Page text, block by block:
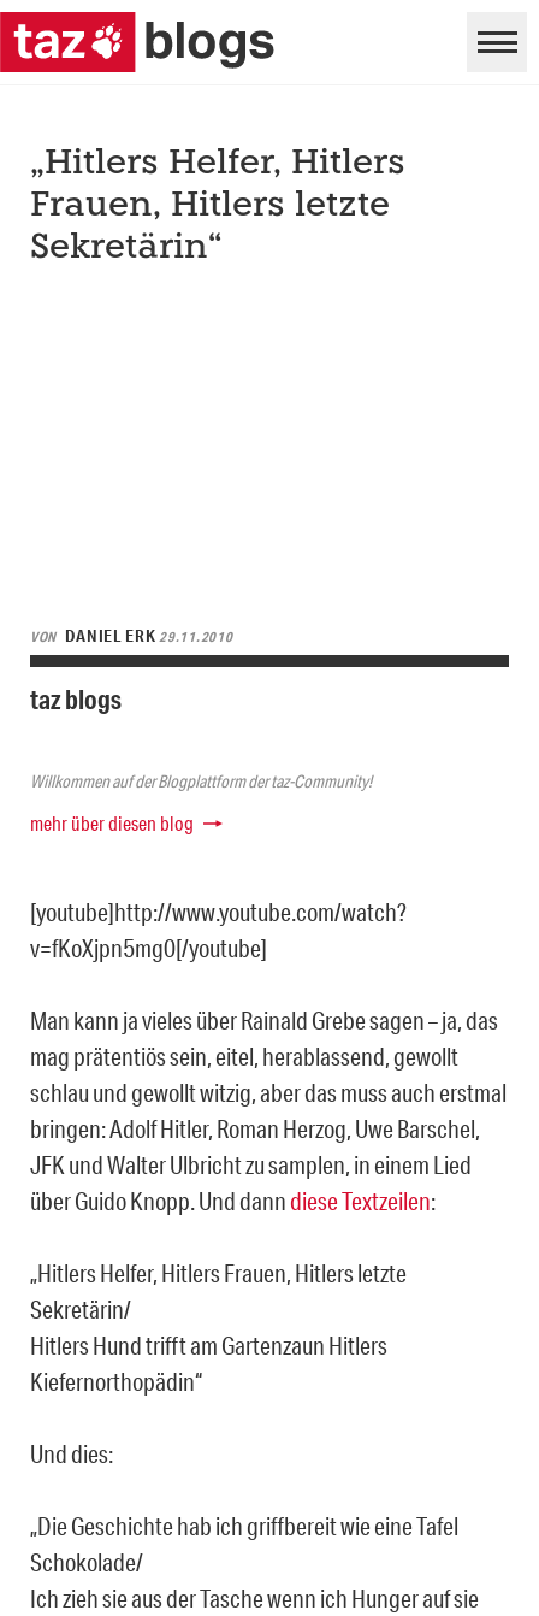
„Hitlers Helfer, Hitlers
Frauen, Hitlers letzte
Sekretärin“
VON DANIEL ERK29.11.2010
taz blogs
Willkommen auf der Blogplattform der taz-Community!
mehr über diesen blog
[youtube]http://www.youtube.com/watch?
v=fKoXjpn5mg0[/youtube]
Man kann ja vieles über Rainald Grebe sagen – ja, das
mag prätentiös sein, eitel, herablassend, gewollt
schlau und gewollt witzig, aber das muss auch erstmal
bringen: Adolf Hitler, Roman Herzog, Uwe Barschel,
JFK und Walter Ulbricht zu samplen, in einem Lied
über Guido Knopp. Und danndiese Textzeilen:
„Hitlers Helfer, Hitlers Frauen, Hitlers letzte
Sekretärin/
Hitlers Hund trifft am Gartenzaun Hitlers
Kiefernorthopädin“
Und dies:
„Die Geschichte hab ich griffbereit wie eine Tafel
Schokolade/
Ich zieh sie aus der Tasche wenn ich Hunger auf sie